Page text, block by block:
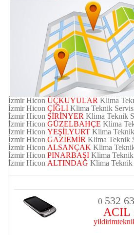
İzmirHicon ÜÇKUYULAR Klima
İzmirHicon ÇİĞLİ Klima Teknik
İzmirHicon ŞİRİNYER Klima Teknik
İzmirHicon GÜZELBAHÇE Klima
İzmirHicon YEŞİLYURT Klima
İzmirHicon GAZİEMİR Klima Teknik
İzmirHicon ALSANÇAK Klima
İzmirHicon PINARBAŞI Klima
İzmirHicon ALTINDAĞ Klima Teknik
0 532
ACIL